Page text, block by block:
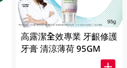
高露潔全效專業 牙齦修護
牙膏 清涼薄荷 95GM